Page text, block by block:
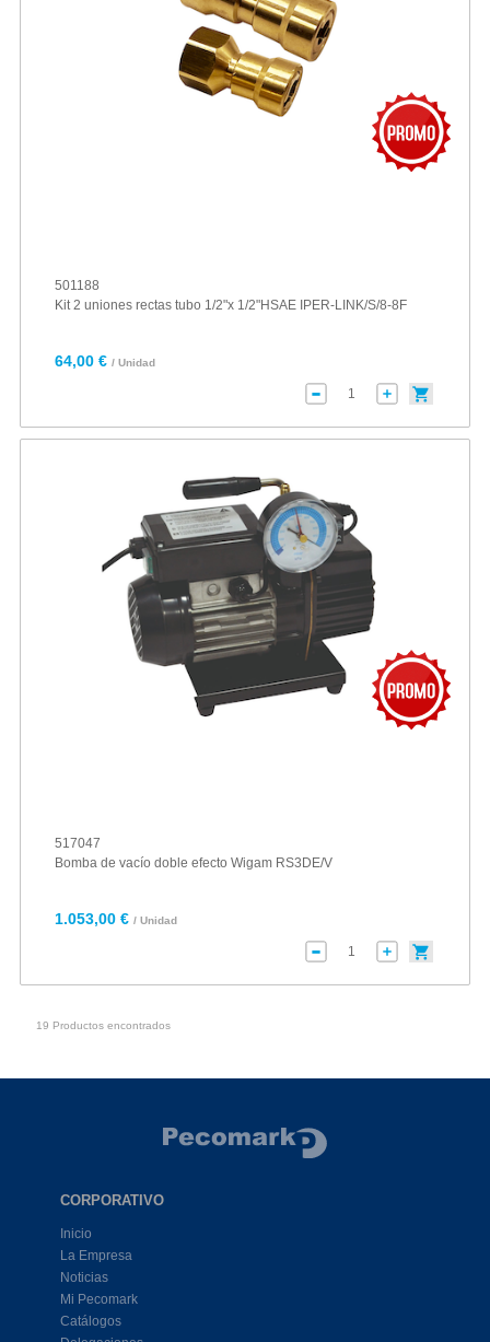
501188
Kit 2 uniones rectas tubo 1/2"x 1/2"HSAE IPER-LINK/S/8-8F
64,00 € / Unidad
517047
Bomba de vacío doble efecto Wigam RS3DE/V
1.053,00 € / Unidad
19 Productos encontrados
CORPORATIVO
Inicio
La Empresa
Noticias
Mi Pecomark
Catálogos